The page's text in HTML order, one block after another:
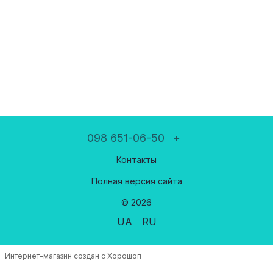
098 651-06-50 +
Контакты
Полная версия сайта
© 2026
UA RU
Интернет-магазин создан с Хорошоп